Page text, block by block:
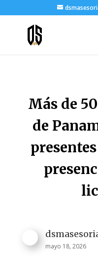
Más de
de
mayo 18, 2026